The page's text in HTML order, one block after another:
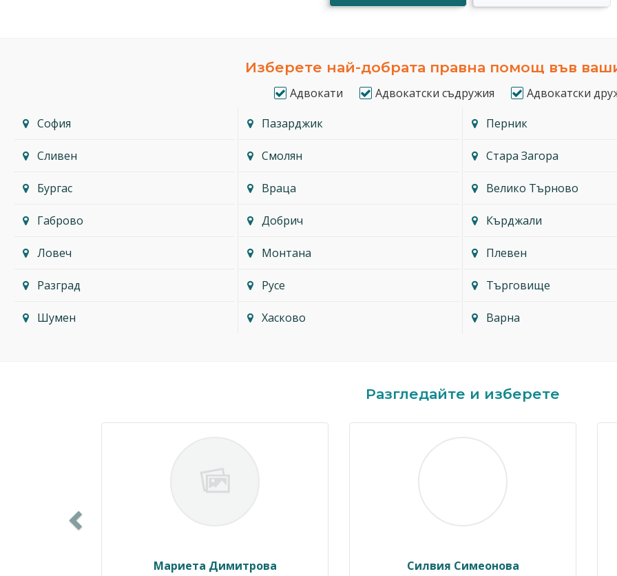
Изберете най-добрата правна помощ във
Адвокати Адвокатски съдружия
Адвокатски
София
Пазарджик Перник
Сливен Смолян Стара Загора
Бургас Враца Велико Търново
Габрово Добрич Кърджали
Ловеч Монтана Плевен
Разград Русе Търговище
Шумен Хасково Варна
Разгледайте и изберете
Силвия Симеонова
Димитър Кавалджиев